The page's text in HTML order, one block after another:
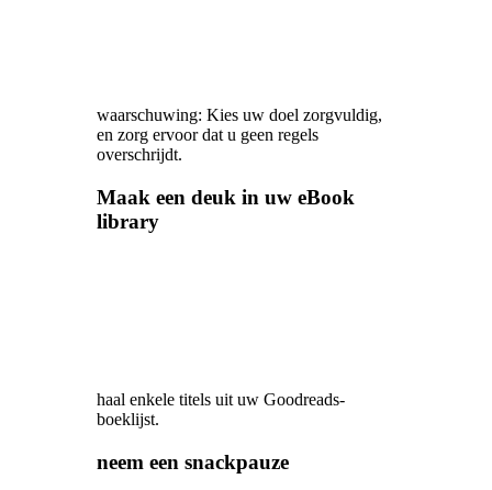
waarschuwing: Kies uw doel zorgvuldig,
en zorg ervoor dat u geen regels
overschrijdt.
Maak een deuk in uw eBook
library
haal enkele titels uit uw Goodreads-
boeklijst.
neem een snackpauze